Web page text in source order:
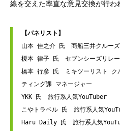
線を交えた率直な意見交換が行わ
【パネリスト】
山本 佳之介 氏　商船三井クルー
榎本 律子 氏　セブンシーズリレ
橋本 行彦 氏　ミキツーリスト ク
ティング課 マネージャー
YKK 氏　旅行系人気YouTuber
こやトラベル 氏　旅行系人気
Haru Daily 氏　旅行系人気